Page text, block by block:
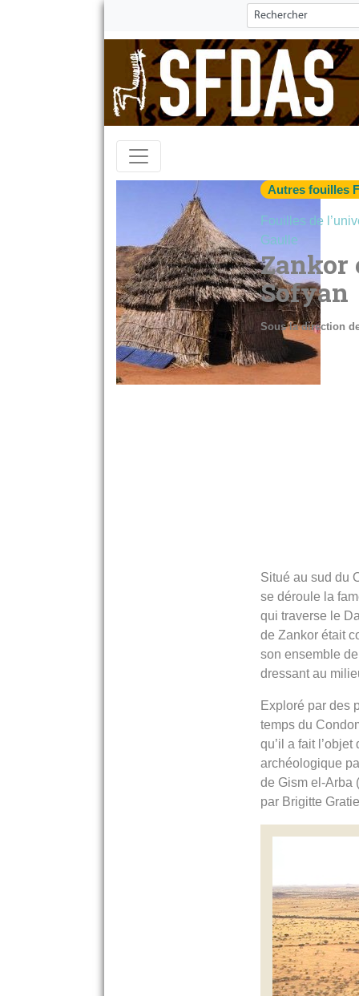
Autres fouilles
Fouilles de
Gaulle
Zankor
Sofyan
Sous la direction
Situé au sud du
se déroule la
qui traverse le
de Zankor était
son ensemble
dressant au
Exploré par des
temps du
qu’il a fait
archéologique
de Gism el-Arba
par Brigitte